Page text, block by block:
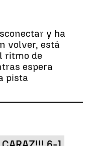
y ha
volver, está
ritmo de
espera
pista